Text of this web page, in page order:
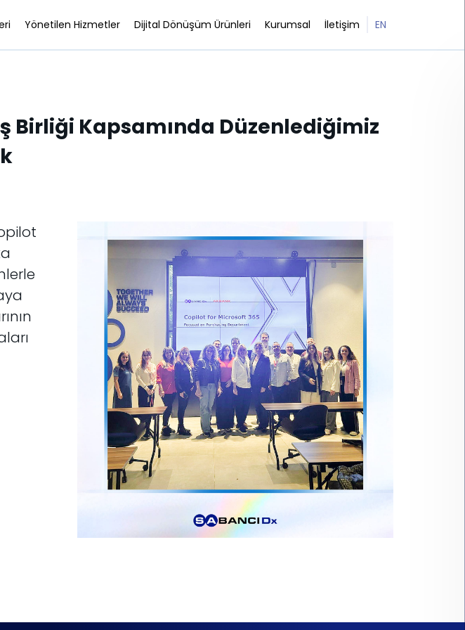
Yönetilen Hizmetler Dijital Dönüşüm Ürünleri Kurumsal İletişim EN
Akbank AI Day Etkinliğini Gerçekleştirdik
Birliği Kapsamında Düzenlediğimiz